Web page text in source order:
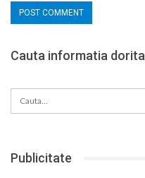
Cauta informatia dorita
Publicitate